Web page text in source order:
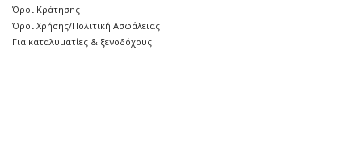
Όροι Κράτησης
Όροι Χρήσης/Πολιτική Ασφάλειας
Για καταλυματίες & ξενοδόχους